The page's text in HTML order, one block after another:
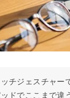
チジェスチャー
ドでここまで違